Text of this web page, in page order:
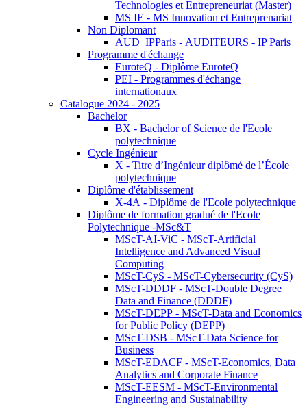
Technologies et Entrepreneuriat (Master)
MS IE - MS Innovation et Entreprenariat
Non Diplomant
AUD_IPParis - AUDITEURS - IP Paris
Programme d'échange
EuroteQ - Diplôme EuroteQ
PEI - Programmes d'échange
internationaux
Catalogue 2024 - 2025
Bachelor
BX - Bachelor of Science de l'Ecole
polytechnique
Cycle Ingénieur
X - Titre d’Ingénieur diplômé de l’École
polytechnique
Diplôme d'établissement
X-4A - Diplôme de l'Ecole polytechnique
Diplôme de formation gradué de l'Ecole
Polytechnique -MSc&T
MScT-AI-ViC - MScT-Artificial
Intelligence and Advanced Visual
Computing
MScT-CyS - MScT-Cybersecurity (CyS)
MScT-DDDF - MScT-Double Degree
Data and Finance (DDDF)
MScT-DEPP - MScT-Data and Economics
for Public Policy (DEPP)
MScT-DSB - MScT-Data Science for
Business
MScT-EDACF - MScT-Economics, Data
Analytics and Corporate Finance
MScT-EESM - MScT-Environmental
Engineering and Sustainability